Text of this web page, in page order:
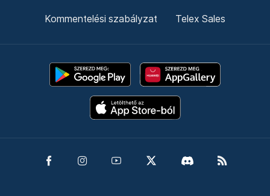
Kommentelési szabályzat Telex Sales